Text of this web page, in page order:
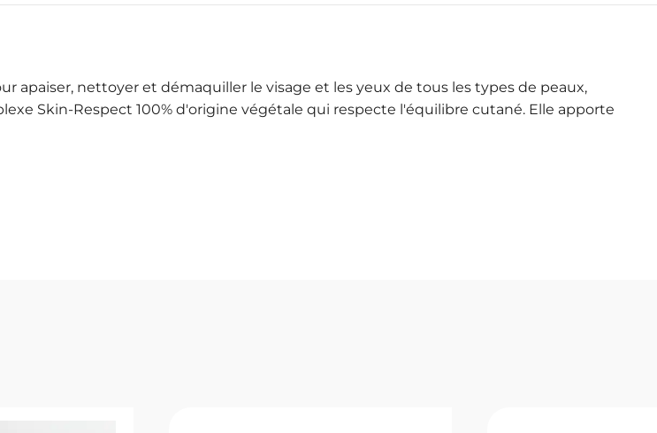
apaiser, nettoyer et démaquiller le visage et les yeux de tous les types de peaux,
Skin-Respect 100% d'origine végétale qui respecte l'équilibre cutané. Elle apporte